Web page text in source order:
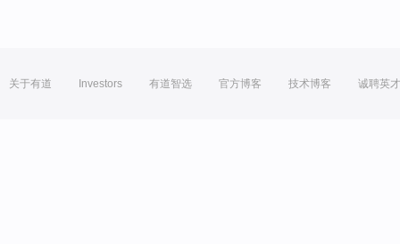
关于有道 Investors 有道智选 官方博客 技术博客 诚聘英才